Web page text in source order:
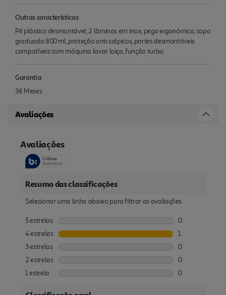
Outras características
Pé plástico desmontável, 2 lâminas em inox, pega ergonómica, copo
graduado 800 ml, proteção anti salpicos, partes desmontáveis
compatíveis com máquina lavar loiça, função turbo.
Garantia
36 Meses
Avaliações